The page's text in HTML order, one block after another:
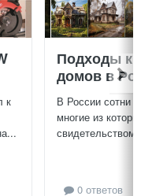
к
Подходы к
домов в
В России сотни
многие из
свидетельством
0 ответов